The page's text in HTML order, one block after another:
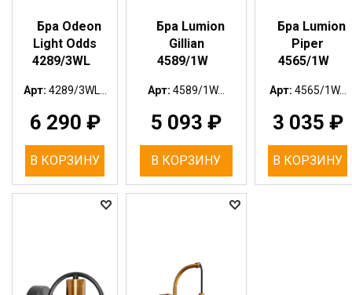
Бра Odeon
Light Odds
4289/3WL
Арт: 4289/3WL...
6 290 ₽
В КОРЗИНУ
Бра Lumion
Gillian
4589/1W
Арт: 4589/1W...
5 093 ₽
В КОРЗИНУ
Бра Lumion
Piper
4565/1W
Арт: 4565/1W...
3 035 ₽
В КОРЗИНУ